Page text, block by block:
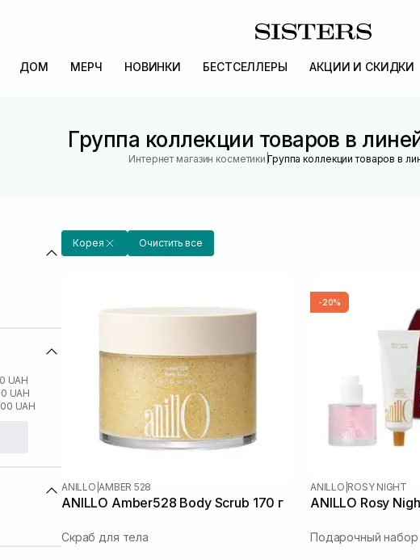
ДОМ МЕРЧ НОВИНКИ БЕСТСЕЛЛЕРЫ АКЦИИ И СКИДКИ
Группа коллекции товаров в
Интернет магазин косметики |Группа коллекции товаров в
UAH
UAH
UAH
Корея Очистить все
ANILLO AMBER 528
ANILLO Amber528 Body Scrub 170 г
Скраб для тела
-20%
ANILLO ROSY NIGHT
ANILLO Rosy
Подарочный набор